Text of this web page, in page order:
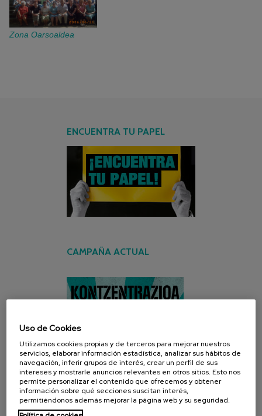
Zona Oarsoaldea
ENCUENTRA TU PAPEL
CAMPAÑA ACTUAL
Uso de Cookies
Utilizamos cookies propias y de terceros para mejorar nuestros
servicios, elaborar información estadística, analizar sus hábitos de
navegación, inferir grupos de interés, crear un perfil de sus
intereses y mostrarle anuncios relevantes en otros sitios. Esto nos
permite personalizar el contenido que ofrecemos y obtener
información sobre qué secciones suscitan interés,
permitiéndonos además mejorar la página web y su seguridad.